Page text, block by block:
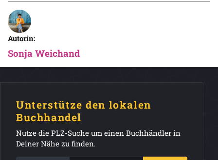
Autorin:
Sonja Weichand
Unterstütze den lokalen
Buchhandel
Nutze die PLZ-Suche um einen Buchhändler in
Deiner Nähe zu finden.